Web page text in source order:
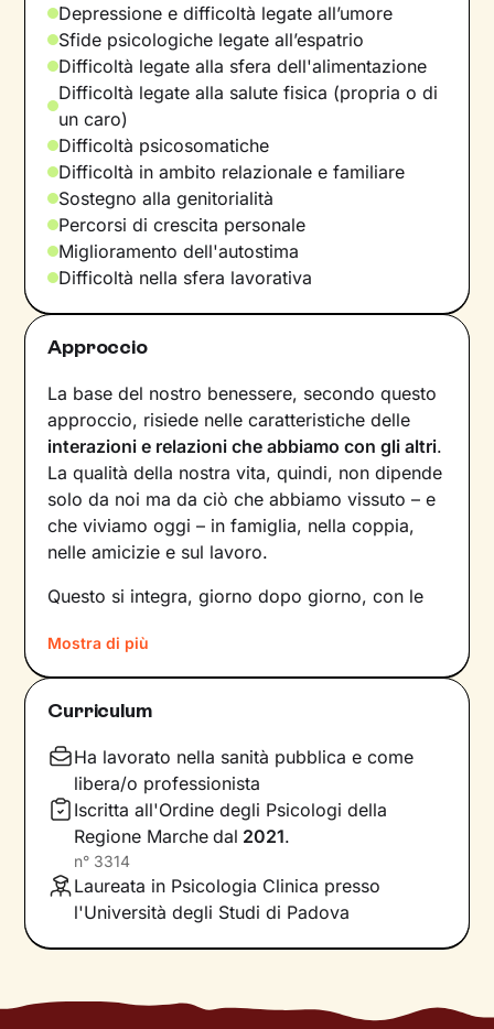
Depressione e difficoltà legate all’umore
Sfide psicologiche legate all’espatrio
Difficoltà legate alla sfera dell'alimentazione
Difficoltà legate alla salute fisica (propria o di
un caro)
Difficoltà psicosomatiche
Difficoltà in ambito relazionale e familiare
Sostegno alla genitorialità
Percorsi di crescita personale
Miglioramento dell'autostima
Difficoltà nella sfera lavorativa
Approccio
La base del nostro benessere, secondo questo
approccio, risiede nelle caratteristiche delle
interazioni e relazioni che abbiamo con gli altri.
La qualità della nostra vita, quindi, non dipende
solo da noi ma da ciò che abbiamo vissuto – e
che viviamo oggi – in famiglia, nella coppia,
nelle amicizie e sul lavoro.
Questo si integra, giorno dopo giorno, con le
influire sulle
comportamentiche mettiamo in atto e sul
modo in cui
noi, con la nostra individualità.
Sul ponte che si crea tra il mondo interno e
quello esterno
si inserisce il lavoro che faremo
insieme, che andrà a comprendere nel passato
della tua storia e a ricostruire ciò che fa parte
del tuo presente. La voglia di cambiamento
sarà la motivazione necessaria per muovere i
primi passi lungo un percorso che ti porterà
Mostra di più
Curriculum
Ha lavorato nella sanità pubblica e come
libera/o professionista
Iscritta all'Ordine degli Psicologi della
Regione Marche dal 2021.
n° 3314
Laureata in Psicologia Clinica presso
l'Università degli Studi di Padova